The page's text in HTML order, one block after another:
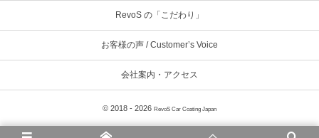
RevoS の「こだわり」
お客様の声 / Customer’s Voice
会社案内・アクセス
© 2018 - 2026 RevoS Car Coating Japan